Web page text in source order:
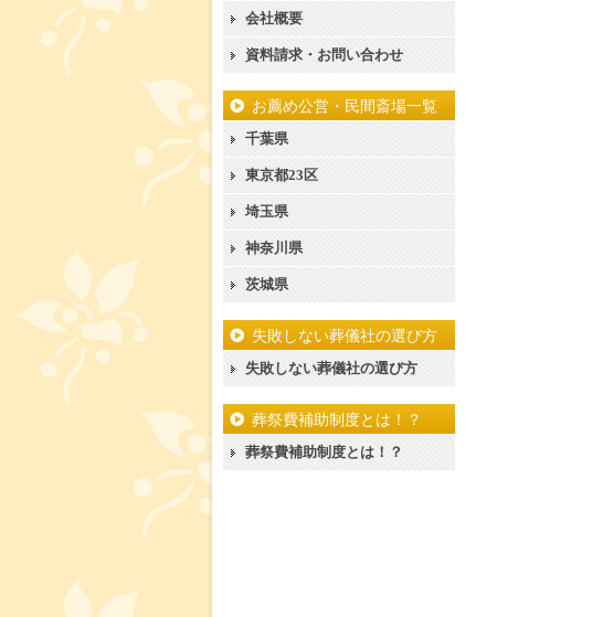
会社概要
資料請求・お問い合わせ
お薦め公営・民間斎場一覧
千葉県
東京都23区
埼玉県
神奈川県
茨城県
失敗しない葬儀社の選び方
失敗しない葬儀社の選び方
葬祭費補助制度とは！？
葬祭費補助制度とは！？